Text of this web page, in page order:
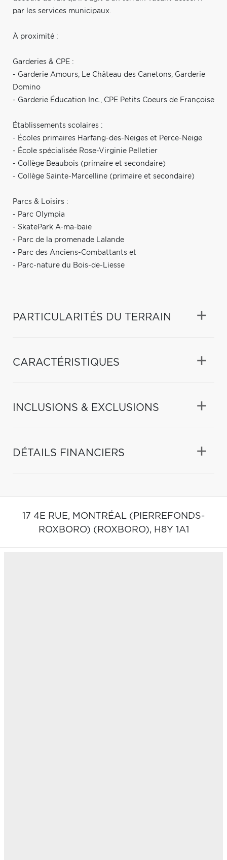
par les services municipaux.
À proximité :
Garderies & CPE :
- Garderie Amours, Le Château des Canetons, Garderie
Domino
- Garderie Éducation Inc., CPE Petits Coeurs de Françoise
Établissements scolaires :
- Écoles primaires Harfang-des-Neiges et Perce-Neige
- École spécialisée Rose-Virginie Pelletier
- Collège Beaubois (primaire et secondaire)
- Collège Sainte-Marcelline (primaire et secondaire)
Parcs & Loisirs :
- Parc Olympia
- SkatePark A-ma-baie
- Parc de la promenade Lalande
- Parc des Anciens-Combattants et
- Parc-nature du Bois-de-Liesse
PARTICULARITÉS DU TERRAIN
CARACTÉRISTIQUES
INCLUSIONS & EXCLUSIONS
DÉTAILS FINANCIERS
17 4E RUE, MONTRÉAL (PIERREFONDS-
ROXBORO) (ROXBORO), H8Y 1A1